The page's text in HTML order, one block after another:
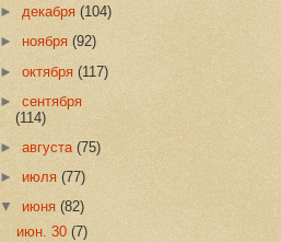
►декабря(104)
►ноября(92)
►октября(117)
►сентября
(114)
►августа(75)
►июля(77)
▼июня(82)
июн. 30 (7)